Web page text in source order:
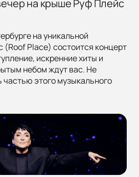
на крыше Руф Плейс
на уникальной
Place) состоится концерт
искренние хиты и
небом ждут вас. Не
частью этого музыкального